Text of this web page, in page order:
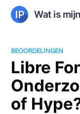
Wat is
BEOORDELINGEN
Libre
of